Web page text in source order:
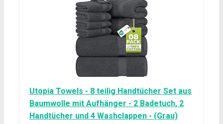
Utopia Towels - 8 teilig Handtücher Set aus
Baumwolle mit Aufhänger - 2 Badetuch, 2
Handtücher und 4 Washclappen - (Grau)